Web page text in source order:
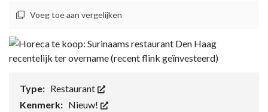
Voeg toe aan vergelijken
Type: Restaurant
Kenmerk: Nieuw!